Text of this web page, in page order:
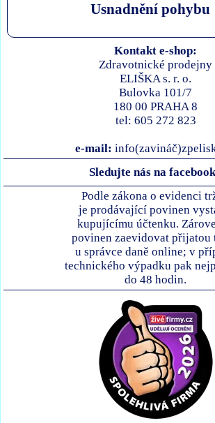
Usnadnění pohybu
Kontakt e-shop:
Zdravotnické prodejny
ELIŠKA s. r. o.
Bulovka 101/7
180 00 PRAHA 8
tel: 605 272 823
e-mail:
Sledujte nás na
Podle zákona o evidenci
je prodávající povinen
kupujícímu účtenku.
povinen zaevidovat přijatou
u správce daně online; v
technického výpadku pak
do 48 hodin.